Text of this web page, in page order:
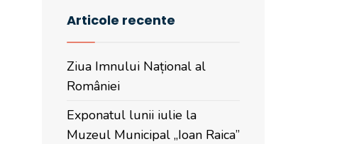
Articole recente
Ziua Imnului Național al
României
Exponatul lunii iulie la
Muzeul Municipal „Ioan Raica”